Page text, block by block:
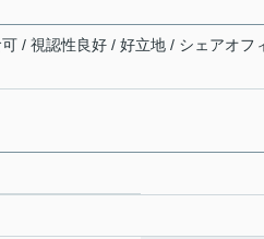
/ 視認性良好 / 好立地 / シェアオ